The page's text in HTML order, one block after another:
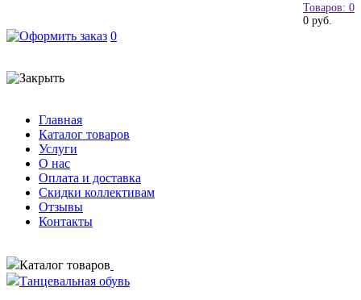
Товаров: 0
0 руб.
0
Главная
Каталог товаров
Услуги
О нас
Оплата и доставка
Скидки коллективам
Отзывы
Контакты
Каталог товаров
Танцевальная обувь